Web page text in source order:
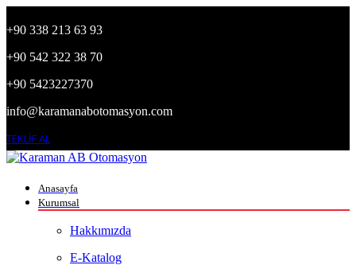
+90 338 213 63 93
+90 542 322 38 70
+90 5423227370
info@karamanabotomasyon.com
TEKLİF AL
Anasayfa
Kurumsal
Hakkımızda
E-Katalog